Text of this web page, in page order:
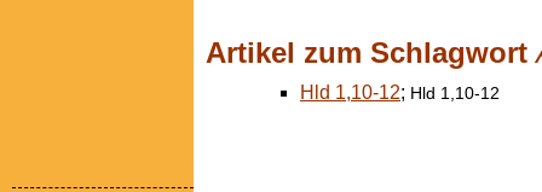
Artikel zum Schlagwort
Hld 1,10-12; Hld 1,10-12